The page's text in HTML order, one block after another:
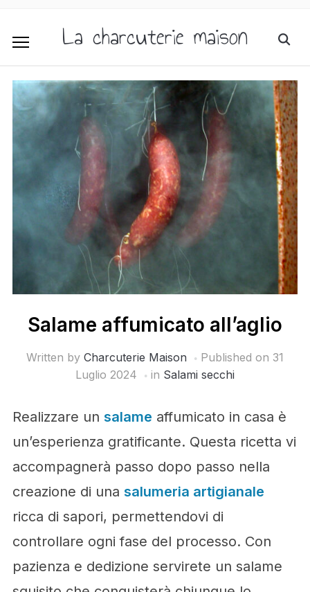
La charcuterie maison
Salame affumicato all’aglio
Written by Charcuterie Maison Published on 31
Luglio 2024
in Salami secchi
Realizzare un salame affumicato in casa è
un’esperienza gratificante. Questa ricetta vi
accompagnerà passo dopo passo nella
creazione di una salumeria artigianale
ricca di sapori, permettendovi di
controllare ogni fase del processo. Con
pazienza e dedizione servirete un salame